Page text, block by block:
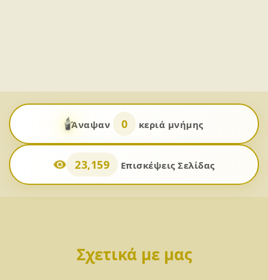
🕯️Άναψαν 0 κεριά μνήμης
23,159 Επισκέψεις Σελίδας
Σχετικά με μας